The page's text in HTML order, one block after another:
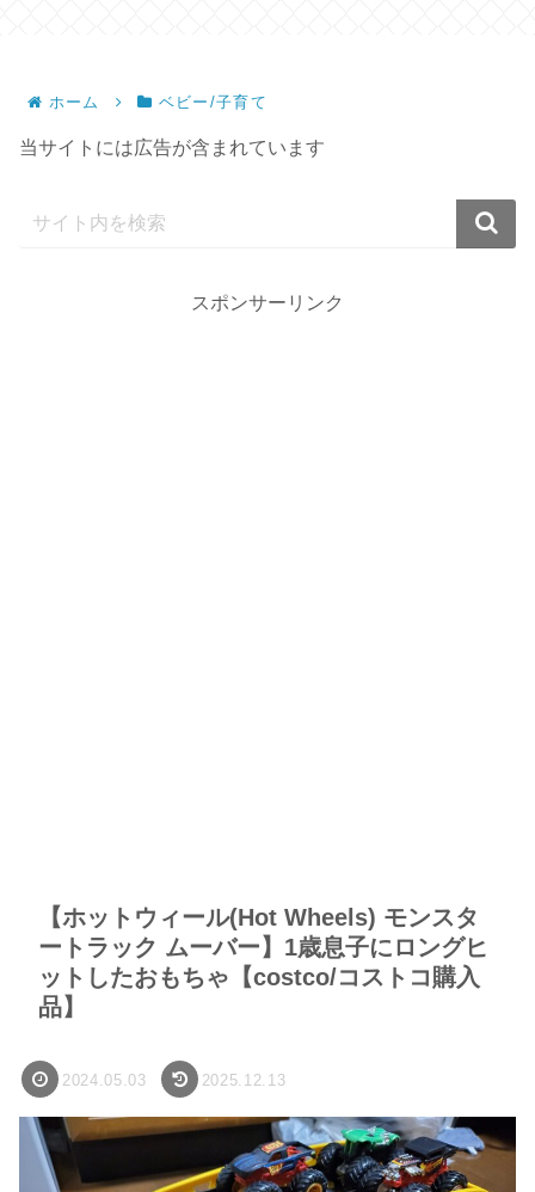
ホーム ベビー/子育て
当サイトには広告が含まれています
スポンサーリンク
【ホットウィール(Hot Wheels) モンスタ
ートラック ムーバー】1歳息子にロングヒ
ットしたおもちゃ【costco/コストコ購入
品】
2024.05.03 2025.12.13